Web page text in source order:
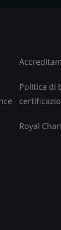
Politica di
Royal